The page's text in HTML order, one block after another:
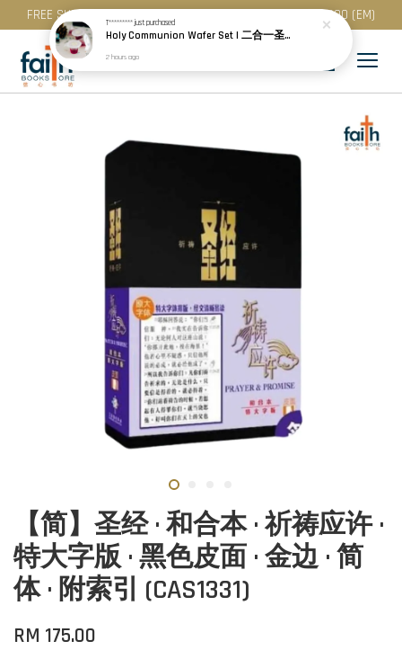
FREE SHIPPING for purchase above RM 200 (WM) / RM 300 (EM)
【简】圣经 · 和合本 · 祈祷应许 ·
特大字版 · 黑色皮面 · 金边 · 简
体 · 附索引 (CAS1331)
RM 175.00
T*********just purchased
Holy Communion Wafer Set | 二合一圣餐 (50 Pcs / Pack) · Best Before: 08.12.2026
2 hours ago